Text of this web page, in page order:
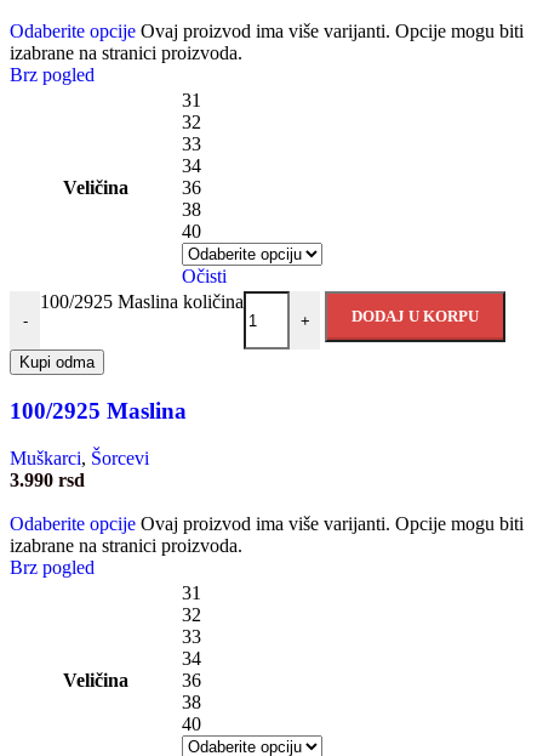
Odaberite opcije Ovaj proizvod ima više varijanti. Opcije mogu biti
izabrane na stranici proizvoda.
Brz pogled
Veličina
31
32
33
34
36
38
40
Očisti
-
100/2925 Maslina količina
+ DODAJ U KORPU
Kupi odma
100/2925 Maslina
Muškarci, Šorcevi
3.990 rsd
Odaberite opcije Ovaj proizvod ima više varijanti. Opcije mogu biti
izabrane na stranici proizvoda.
Brz pogled
Veličina
31
32
33
34
36
38
40